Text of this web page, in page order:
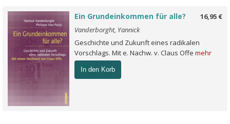
16,95 €
Ein Grundeinkommen für alle?
Vanderborght, Yannick
Geschichte und Zukunft eines radikalen
Vorschlags. Mit e. Nachw. v. Claus Offe mehr
In den Korb